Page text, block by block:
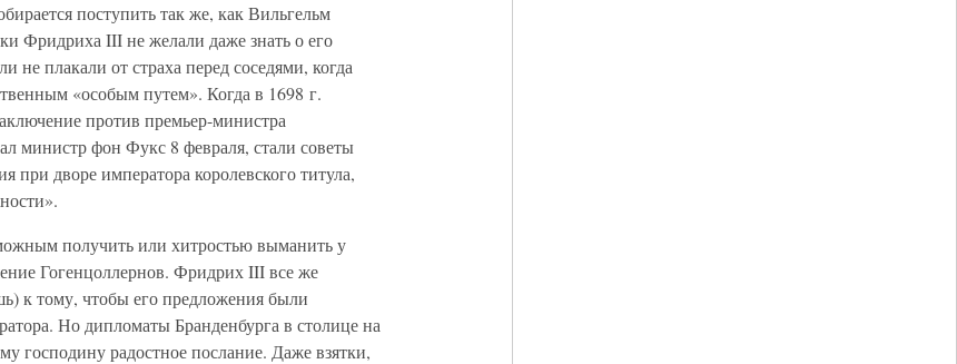
поступить так же, как Вильгельм
Фридриха III не желали даже знать о его
плакали от страха перед соседями, когда
«особым путем». Когда в 1698 г.
против премьер-министра
министр фон Фукс 8 февраля, стали советы
при дворе императора королевского титула,
получить или хитростью выманить у
Гогенцоллернов. Фридрих III все же
к тому, чтобы его предложения были
Но дипломаты Бранденбурга в столице на
господину радостное послание. Даже взятки,